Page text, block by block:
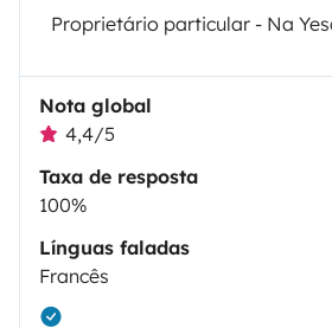
Proprietário particular - Na
Nota global
4,4/5
Taxa de resposta
100%
Línguas faladas
Francês